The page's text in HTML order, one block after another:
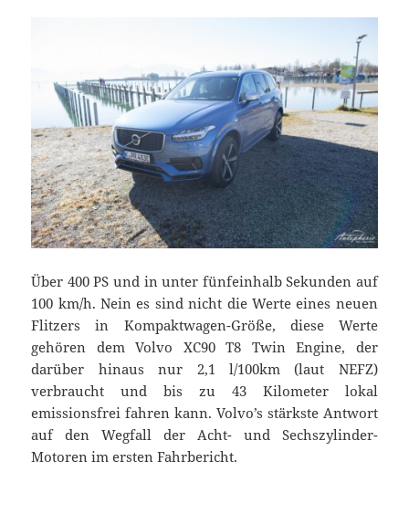
Über 400 PS und in unter fünfeinhalb Sekunden auf
100 km/h. Nein es sind nicht die Werte eines neuen
Flitzers in Kompaktwagen-Größe, diese Werte
gehören dem Volvo XC90 T8 Twin Engine, der
darüber hinaus nur 2,1 l/100km (laut NEFZ)
verbraucht und bis zu 43 Kilometer lokal
emissionsfrei fahren kann. Volvo’s stärkste Antwort
auf den Wegfall der Acht- und Sechszylinder-
Motoren im ersten Fahrbericht.